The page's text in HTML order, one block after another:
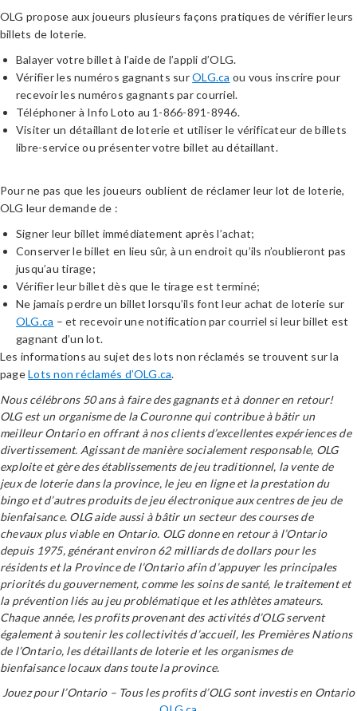
OLG propose aux joueurs plusieurs façons pratiques de vérifier leurs
billets de loterie.
Balayer votre billet à l’aide de l’appli d’OLG.
Vérifier les numéros gagnants surOLG.ca ou vous inscrire pour
recevoir les numéros gagnants par courriel.
Téléphoner à Info Loto au 1-866-891-8946.
Visiter un détaillant de loterie et utiliser le vérificateur de billets
libre-service ou présenter votre billet au détaillant.
Pour ne pas que les joueurs oublient de réclamer leur lot de loterie,
OLG leur demande de :
Signer leur billet immédiatement après l’achat;
Conserver le billet en lieu sûr, à un endroit qu’ils n’oublieront pas
jusqu’au tirage;
Vérifier leur billet dès que le tirage est terminé;
Ne jamais perdre un billet lorsqu’ils font leur achat de loterie sur
OLG.ca – et recevoir une notification par courriel si leur billet est
gagnant d’un lot.
Les informations au sujet des lots non réclamés se trouvent sur la
pageLots non réclamés d’OLG.ca.
Nous célébrons 50 ans à faire des gagnants et à donner en retour!
OLG est un organisme de la Couronne qui contribue à bâtir un
meilleur Ontario en offrant à nos clients d’excellentes expériences de
divertissement. Agissant de manière socialement responsable, OLG
exploite et gère des établissements de jeu traditionnel, la vente de
jeux de loterie dans la province, le jeu en ligne et la prestation du
bingo et d’autres produits de jeu électronique aux centres de jeu de
bienfaisance. OLG aide aussi à bâtir un secteur des courses de
chevaux plus viable en Ontario. OLG donne en retour à l’Ontario
depuis 1975, générant environ 62 milliards de dollars pour les
résidents et la Province de l’Ontario afin d’appuyer les principales
priorités du gouvernement, comme les soins de santé, le traitement et
la prévention liés au jeu problématique et les athlètes amateurs.
Chaque année, les profits provenant des activités d’OLG servent
également à soutenir les collectivités d’accueil, les Premières Nations
de l’Ontario, les détaillants de loterie et les organismes de
bienfaisance locaux dans toute la province.
Jouez pour l’Ontario – Tous les profits d’OLG sont investis en Ontario